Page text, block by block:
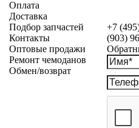
+7
(903)
Оплата
Доставка
Подбор запчастей
Контакты
Оптовые продажи
Ремонт чемоданов
Обмен/возврат